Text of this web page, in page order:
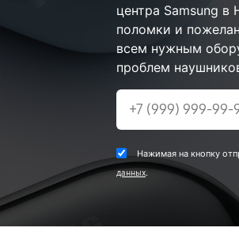
центра Samsung
поломки и
всем нужным
проблем
Нажимая на кнопку
данных.